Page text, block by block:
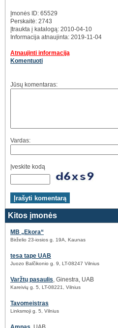
Įmonės ID: 65529
Perskaitė: 2743
Įtraukta į katalogą: 2010-04-10
Informacija atnaujinta: 2019-11-04
Atnaujinti informaciją
Komentuoti
Jūsų komentaras:
Vardas:
Įveskite kodą
Kitos įmonės
MB „Ekora“
Birželio 23-iosios g. 19A, Kaunas
tesa tape UAB
Juozo Balčikonio g. 9, LT-08247 Vilnius
Varžtų pasaulis, Ginestra, UAB
Kareivių g. 5, LT-08221, Vilnius
Tavomeistras
Linksmoji g. 5, Vilnius